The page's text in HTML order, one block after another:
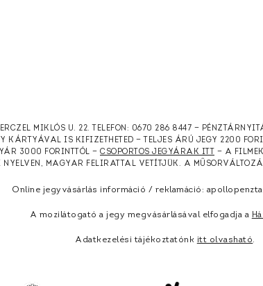
MIKLÓS U. 22. TELEFON: 0670 286 8447 —
KÁRTYÁVAL IS KIFIZETHETED — TELJES ÁRÚ JEGY 2200
3000 FORINTTÓL — CSOPORTOS JEGYÁRAK ITT
— A
NYELVEN, MAGYAR FELIRATTAL VETÍTJÜK. A
Online jegyvásárlás információ / reklamáció:
A mozilátogató a jegy megvásárlásával elfogadja a
Adatkezelési tájékoztatónk itt olvasható.